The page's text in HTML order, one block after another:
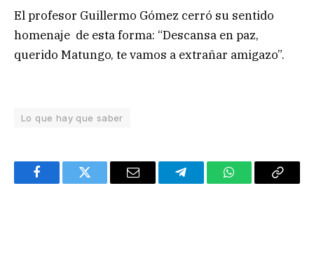
El profesor Guillermo Gómez cerró su sentido
homenaje de esta forma: “Descansa en paz,
querido Matungo, te vamos a extrañar amigazo”.
Lo que hay que saber
FacebookTwitter Email TelegramWhatsAppCopy